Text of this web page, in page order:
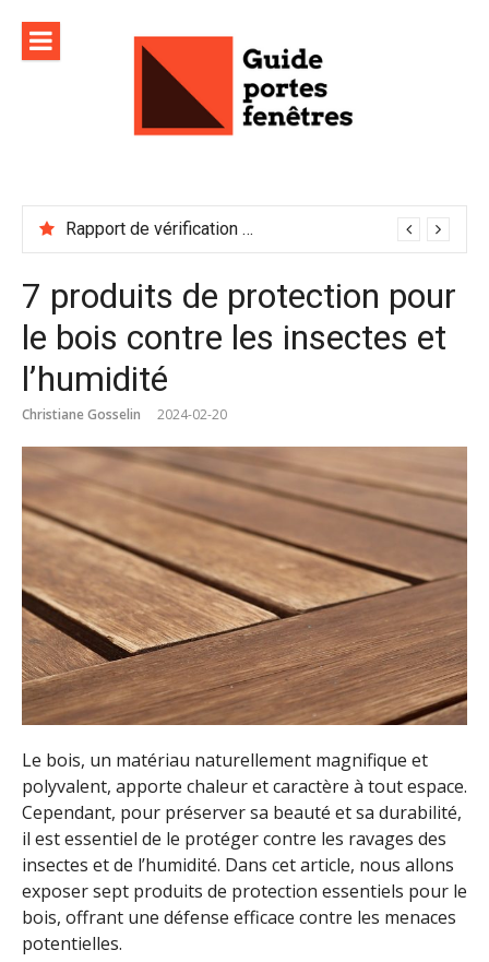
contenu
Rapport de vérification sécurité : à conserver précieusement
7 produits de protection pour
le bois contre les insectes et
l’humidité
Christiane Gosselin 2024-02-20
Le bois, un matériau naturellement magnifique et
polyvalent, apporte chaleur et caractère à tout espace.
Cependant, pour préserver sa beauté et sa durabilité,
il est essentiel de le protéger contre les ravages des
insectes et de l’humidité. Dans cet article, nous allons
exposer sept produits de protection essentiels pour le
bois, offrant une défense efficace contre les menaces
potentielles.